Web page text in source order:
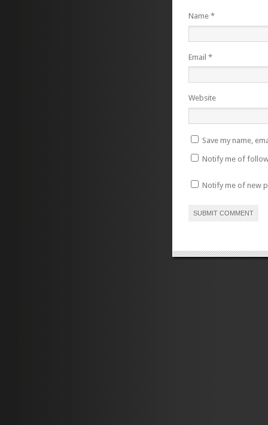
Name *
Email *
Website
Save my name,
Notify me of
Notify me of new